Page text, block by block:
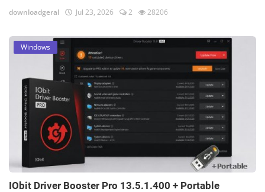
downloadgeral Jul 23, 2026 2 28206
Windows
IObit Driver Booster Pro 13.5.1.400 + Portable